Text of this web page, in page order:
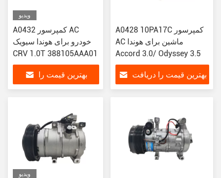
ویدیو
A0432 کمپرسور AC
خودرو برای هوندا سیویک
CRV 1.0T 388105AAA01
بهترین قیمت را
A0428 10PA17C کمپرسور
AC ماشین برای هوندا
Accord 3.0/ Odyssey 3.5
بهترین قیمت را دریافت
ویدیو